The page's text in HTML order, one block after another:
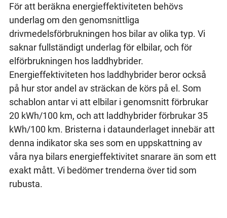
För att beräkna energieffektiviteten behövs
underlag om den genomsnittliga
drivmedelsförbrukningen hos bilar av olika typ. Vi
saknar fullständigt underlag för elbilar, och för
elförbrukningen hos laddhybrider.
Energieffektiviteten hos laddhybrider beror också
på hur stor andel av sträckan de körs på el. Som
schablon antar vi att elbilar i genomsnitt förbrukar
20 kWh/100 km, och att laddhybrider förbrukar 35
kWh/100 km. Bristerna i dataunderlaget innebär att
denna indikator ska ses som en uppskattning av
våra nya bilars energieffektivitet snarare än som ett
exakt mått. Vi bedömer trenderna över tid som
rubusta.